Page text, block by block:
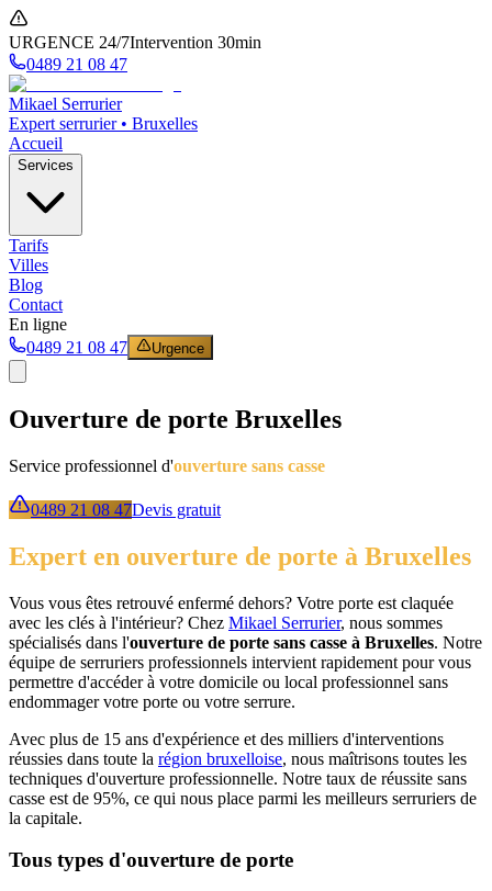
URGENCE 24/7Intervention 30min
0489 21 08 47
Mikael Serrurier
Expert serrurier • Bruxelles
Accueil
Services
Tarifs
Villes
Blog
Contact
En ligne
0489 21 08 47
Urgence
Ouverture de porte Bruxelles
Service professionnel d'ouverture sans casse
0489 21 08 47Devis gratuit
Expert en ouverture de porte à Bruxelles
Vous vous êtes retrouvé enfermé dehors? Votre porte est claquée
avec les clés à l'intérieur? Chez Mikael Serrurier, nous sommes
spécialisés dans l'ouverture de porte sans casse à Bruxelles. Notre
équipe de serruriers professionnels intervient rapidement pour vous
permettre d'accéder à votre domicile ou local professionnel sans
endommager votre porte ou votre serrure.
Avec plus de 15 ans d'expérience et des milliers d'interventions
réussies dans toute la région bruxelloise, nous maîtrisons toutes les
techniques d'ouverture professionnelle. Notre taux de réussite sans
casse est de 95%, ce qui nous place parmi les meilleurs serruriers de
la capitale.
Tous types d'ouverture de porte